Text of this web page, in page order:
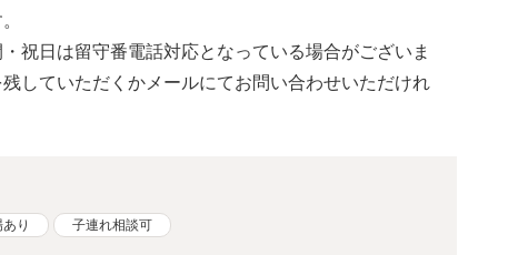
祝日は留守番電話対応となっている場合がございま
していただくかメールにてお問い合わせいただけれ
り 子連れ相談可